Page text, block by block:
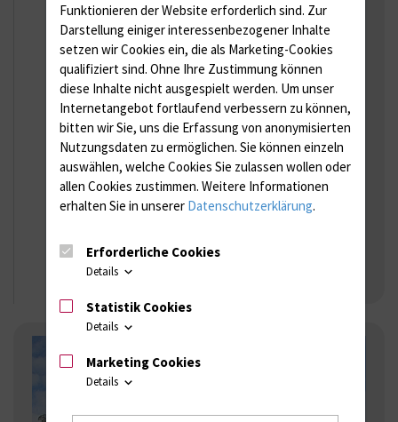
Anklicken für Vergrößerung
Lageplan Campus
Funktionieren der Website erforderlich sind. Zur
Darstellung einiger interessenbezogener Inhalte
setzen wir Cookies ein, die als Marketing-Cookies
qualifiziert sind. Ohne Ihre Zustimmung können
diese Inhalte nicht ausgespielt werden. Um unser
Internetangebot fortlaufend verbessern zu können,
bitten wir Sie, uns die Erfassung von anonymisierten
Nutzungsdaten zu ermöglichen. Sie können einzeln
auswählen, welche Cookies Sie zulassen wollen oder
allen Cookies zustimmen. Weitere Informationen
erhalten Sie in unserer Datenschutzerklärung.
Erforderliche Cookies
Details
Statistik Cookies
Details
Marketing Cookies
Details